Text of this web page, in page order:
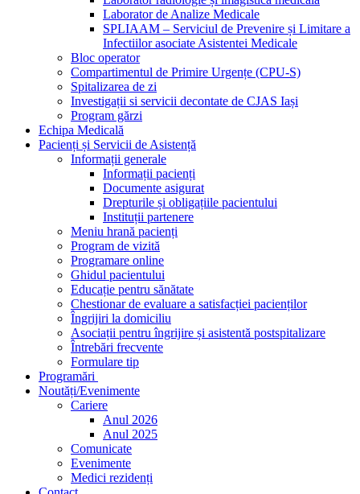
Laborator de Analize Medicale
SPLIAAM – Serviciul de Prevenire și Limitare a
Infectiilor asociate Asistentei Medicale
Bloc operator
Compartimentul de Primire Urgențe (CPU-S)
Spitalizarea de zi
Investigații si servicii decontate de CJAS Iași
Program gărzi
Echipa Medicală
Pacienți și Servicii de Asistență
Informații generale
Informații pacienți
Documente asigurat
Drepturile și obligațiile pacientului
Instituții partenere
Meniu hrană pacienți
Program de vizită
Programare online
Ghidul pacientului
Educație pentru sănătate
Chestionar de evaluare a satisfacției pacienților
Îngrijiri la domiciliu
Asociații pentru îngrijire și asistentă postspitalizare
Întrebări frecvente
Formulare tip
Programări
Noutăți/Evenimente
Cariere
Anul 2026
Anul 2025
Comunicate
Evenimente
Medici rezidenți